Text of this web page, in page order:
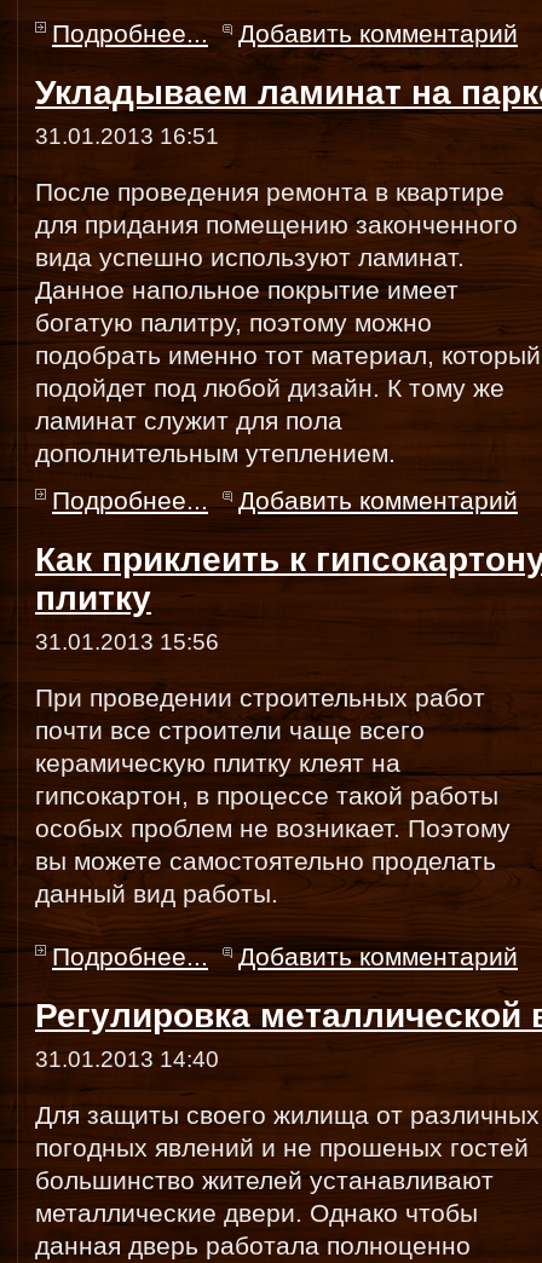
Подробнее... Добавить комментарий
Укладываем ламинат на
31.01.2013 16:51
После проведения ремонта в квартире
для придания помещению законченного
вида успешно используют ламинат.
Данное напольное покрытие имеет
богатую палитру, поэтому можно
подобрать именно тот материал, который
подойдет под любой дизайн. К тому же
ламинат служит для пола
дополнительным утеплением.
Подробнее...
Добавить комментарий
Как приклеить к
плитку
31.01.2013 15:56
При проведении строительных работ
почти все строители чаще всего
керамическую плитку клеят на
гипсокартон, в процессе такой работы
особых проблем не возникает. Поэтому
вы можете самостоятельно проделать
данный вид работы.
Подробнее... Добавить комментарий
Регулировка металлической
31.01.2013 14:40
Для защиты своего жилища от различных
погодных явлений и не прошеных гостей
большинство жителей устанавливают
металлические двери. Однако чтобы
данная дверь работала полноценно